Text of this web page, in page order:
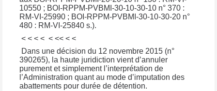
10550 ; BOI-RPPM-PVBMI-30-10-30-10 n° 370 :
RM-VI-25990 ; BOI-RPPM-PVBMI-30-10-30-20 n°
480 : RM-VI-25840 s.).
< < < < < << < <
Dans une décision du 12 novembre 2015 (n°
390265), la haute juridiction vient d’annuler
purement et simplement l’interprétation de
l’Administration quant au mode d’imputation des
abattements pour durée de détention.